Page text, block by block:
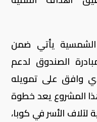
يأتي ضمن
الصندوق لدعم
وافق على تمويله
هذا المشروع يعد خطوة
لآلاف الأسر في كوبا،